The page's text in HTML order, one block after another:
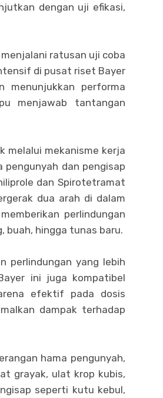
dengan uji efikasi,
ratusan uji coba
di pusat riset Bayer
menunjukkan performa
menjawab tantangan
melalui mekanisme kerja
dan pengisap
dan Spirotetramat
dua arah di dalam
perlindungan
buah, hingga tunas baru.
perlindungan yang lebih
ini juga kompatibel
efektif pada dosis
dampak terhadap
hama pengunyah,
grayak, ulat krop kubis,
seperti kutu kebul,